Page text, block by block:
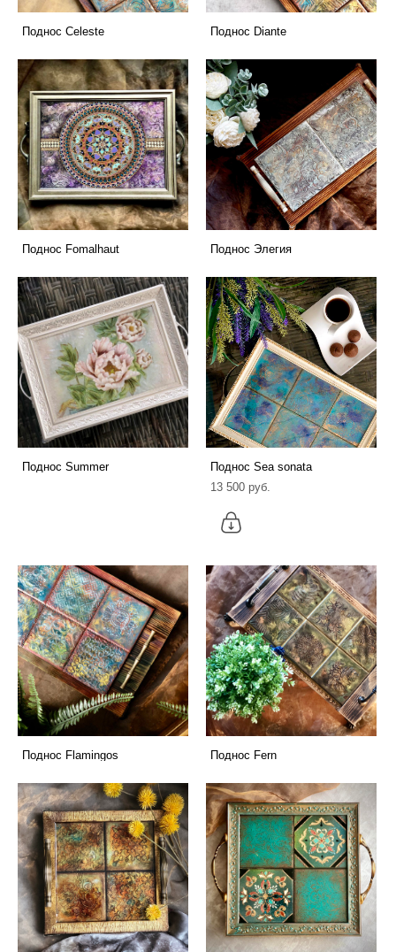
Поднос Celeste Поднос Diante
Поднос Fomalhaut Поднос Элегия
Поднос Summer
Поднос Sea sonata
13 500 pуб.
Поднос Flamingos Поднос Fern